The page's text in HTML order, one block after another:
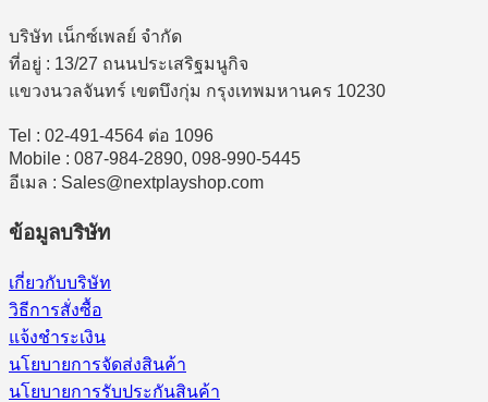
บริษัท เน็กซ์เพลย์ จำกัด
ที่อยู่ : 13/27 ถนนประเสริฐมนูกิจ
แขวงนวลจันทร์ เขตบึงกุ่ม กรุงเทพมหานคร 10230
Tel : 02-491-4564 ต่อ 1096
Mobile : 087-984-2890, 098-990-5445
อีเมล : Sales@nextplayshop.com
ข้อมูลบริษัท
เกี่ยวกับบริษัท
วิธีการสั่งซื้อ
แจ้งชำระเงิน
นโยบายการจัดส่งสินค้า
นโยบายการรับประกันสินค้า